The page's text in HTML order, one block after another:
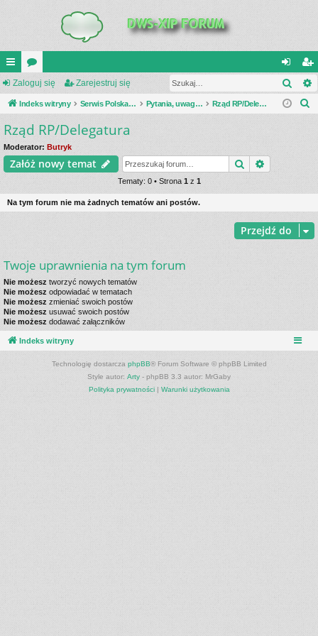
UI
C
K
_L
IN
S
or
a
al
og
ar
ej
ę
Zaloguj się Zarejestruj się
Indeks witryny Serwis Polska Podziemna Pytania, uwagi, dyskusje Rząd RP/Delegatura
Rząd RP/Delegatura
Moderator: Butryk
Załóż nowy temat Szukaj
Tematy: 0 • Strona 1 z 1
Na tym forum nie ma żadnych tematów ani postów.
Przejdź do
Twoje uprawnienia na tym forum
Nie możesz tworzyć nowych tematów
Nie możesz odpowiadać w tematach
Nie możesz zmieniać swoich postów
Nie możesz usuwać swoich postów
Nie możesz dodawać załączników
Indeks witryny
Technologię dostarcza phpBB® Forum Software © phpBB Limited
Style autor: Arty - phpBB 3.3 autor: MrGaby
Polityka prywatności| Warunki użytkowania